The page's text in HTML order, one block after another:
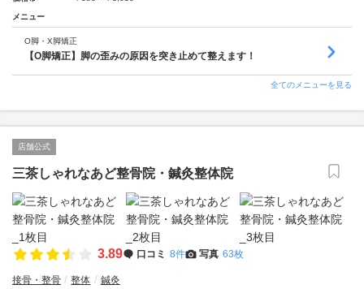
メニュー
O脚・X脚矯正
【O脚矯正】脚の歪みの原因を突き止めて整えます！
全てのメニューを見る
店舗公式
三茶しゃれなあど整骨院・鍼灸整体院
3.89 口コミ 8件 写真 63枚
接骨・整骨 整体 鍼灸